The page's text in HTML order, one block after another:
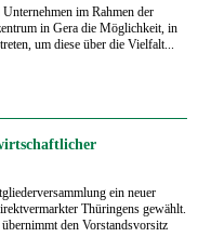
im Rahmen der
in Gera die Möglichkeit, in
um diese über die Vielfalt...
ein neuer
Thüringens gewählt.
den Vorstandsvorsitz